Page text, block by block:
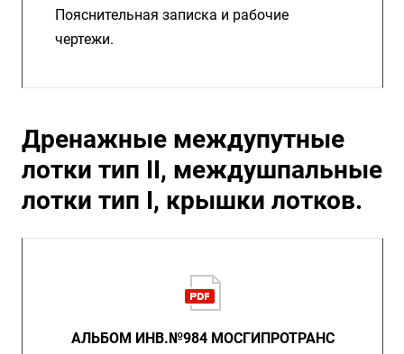
Пояснительная записка и рабочие
чертежи.
Дренажные междупутные
лотки тип II, междушпальные
лотки тип I, крышки лотков.
АЛЬБОМ ИНВ.№984 МОСГИПРОТРАНС